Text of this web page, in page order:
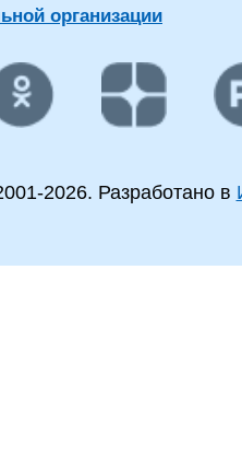
организации
2026. Разработано в